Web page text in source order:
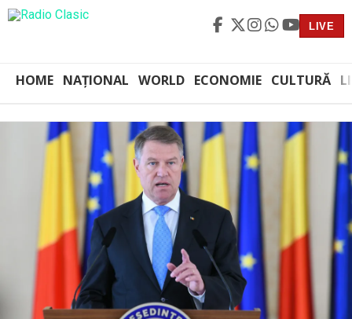
LIVE
HOME NAȚIONAL WORLD ECONOMIE CULTURĂ